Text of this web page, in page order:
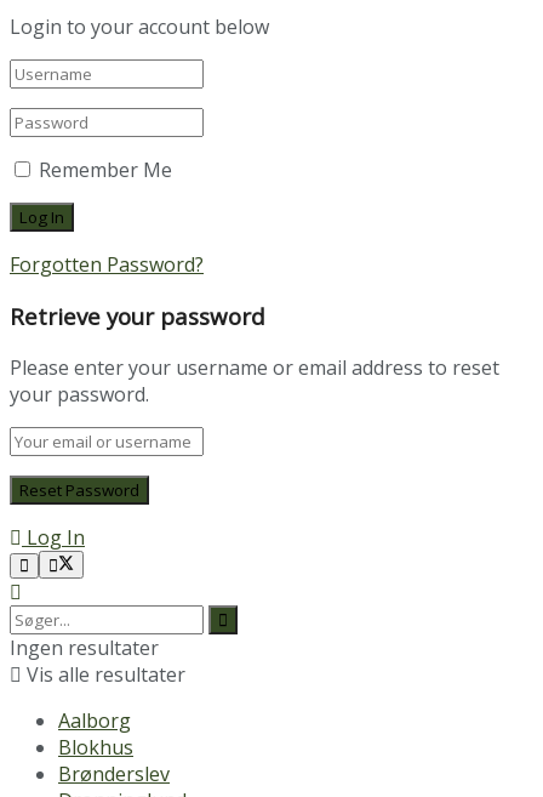
Login to your account below
Remember Me
Forgotten Password?
Retrieve your password
Please enter your username or email address to reset
your password.
Log In
Ingen resultater
Vis alle resultater
Aalborg
Blokhus
Brønderslev